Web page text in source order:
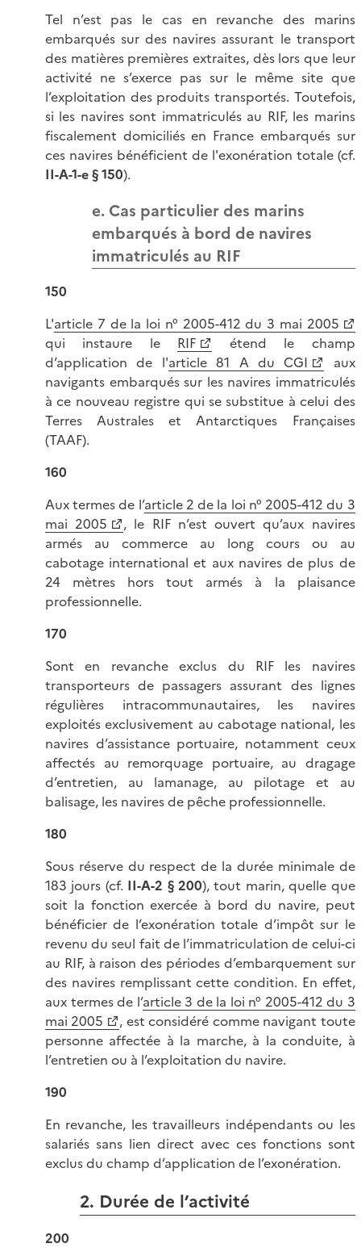
Tel n’est pas le cas en revanche des marins
embarqués sur des navires assurant le transport
des matières premières extraites, dès lors que leur
activité ne s’exerce pas sur le même site que
l’exploitation des produits transportés. Toutefois,
si les navires sont immatriculés au RIF, les marins
fiscalement domiciliés en France embarqués sur
ces navires bénéficient de l'exonération totale (cf.
II-A-1-e § 150).
e. Cas particulier des marins
embarqués à bord de navires
immatriculés au RIF
150
L'article 7 de la loi n° 2005-412 du 3 mai 2005
qui instaure le RIF
étend le champ
d’application de l'article 81 A du CGI
aux
navigants embarqués sur les navires immatriculés
à ce nouveau registre qui se substitue à celui des
Terres Australes et Antarctiques Françaises
(TAAF).
160
Aux termes de l’article 2 de la loi n° 2005-412 du 3
mai 2005
, le RIF n’est ouvert qu’aux navires
armés au commerce au long cours ou au
cabotage international et aux navires de plus de
24 mètres hors tout armés à la plaisance
professionnelle.
170
Sont en revanche exclus du RIF les navires
transporteurs de passagers assurant des lignes
régulières intracommunautaires, les navires
exploités exclusivement au cabotage national, les
navires d’assistance portuaire, notamment ceux
affectés au remorquage portuaire, au dragage
d’entretien, au lamanage, au pilotage et au
balisage, les navires de pêche professionnelle.
180
Sous réserve du respect de la durée minimale de
183 jours (cf. II-A-2 § 200), tout marin, quelle que
soit la fonction exercée à bord du navire, peut
bénéficier de l’exonération totale d’impôt sur le
revenu du seul fait de l’immatriculation de celui-ci
au RIF, à raison des périodes d’embarquement sur
des navires remplissant cette condition. En effet,
aux termes de l’article 3 de la loi n° 2005-412 du 3
mai 2005
, est considéré comme navigant toute
personne affectée à la marche, à la conduite, à
l’entretien ou à l’exploitation du navire.
190
En revanche, les travailleurs indépendants ou les
salariés sans lien direct avec ces fonctions sont
exclus du champ d’application de l’exonération.
2. Durée de l’activité
200